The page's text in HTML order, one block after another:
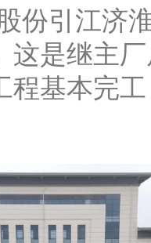
份引江
这是继主
程基本完